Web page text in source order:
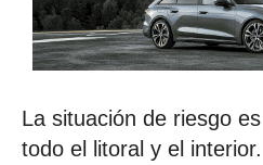
La situación de riesgo
todo el litoral y el